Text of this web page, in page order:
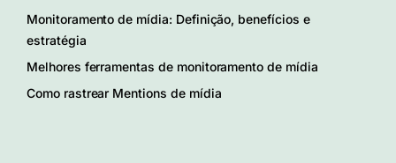
Monitoramento de mídia: Definição, benefícios e
estratégia
Melhores ferramentas de monitoramento de mídia
Como rastrear Mentions de mídia